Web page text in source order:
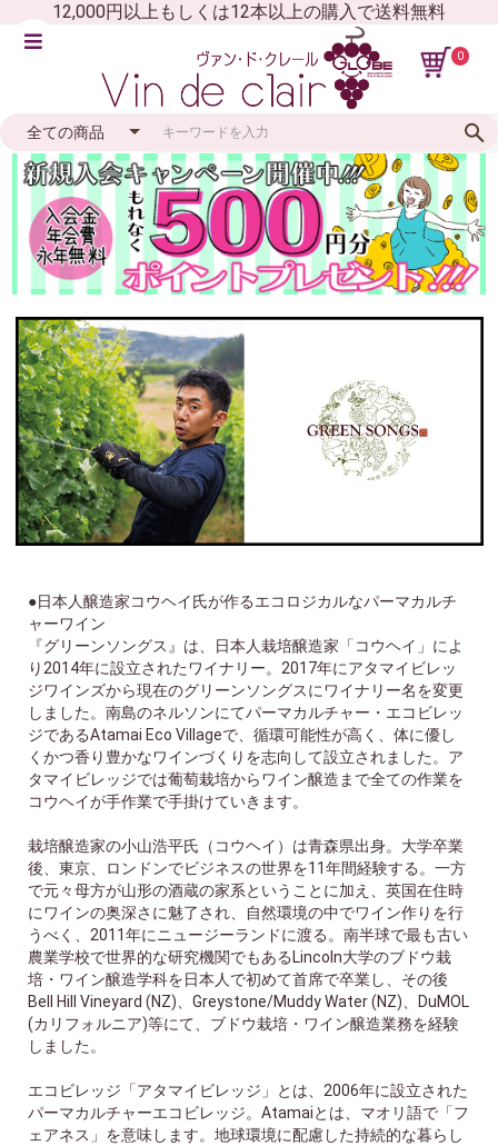
12,000円以上もしくは12本以上の購入で送料無料
0
●日本人醸造家コウヘイ氏が作るエコロジカルなパーマカルチ
ャーワイン
『グリーンソングス』は、日本人栽培醸造家「コウヘイ」によ
り2014年に設立されたワイナリー。2017年にアタマイビレッ
ジワインズから現在のグリーンソングスにワイナリー名を変更
しました。南島のネルソンにてパーマカルチャー・エコビレッ
ジであるAtamai Eco Villageで、循環可能性が高く、体に優し
くかつ香り豊かなワインづくりを志向して設立されました。ア
タマイビレッジでは葡萄栽培からワイン醸造まで全ての作業を
コウヘイが手作業で手掛けていきます。
栽培醸造家の小山浩平氏（コウヘイ）は青森県出身。大学卒業
後、東京、ロンドンでビジネスの世界を11年間経験する。一方
で元々母方が山形の酒蔵の家系ということに加え、英国在住時
にワインの奥深さに魅了され、自然環境の中でワイン作りを行
うべく、2011年にニュージーランドに渡る。南半球で最も古い
農業学校で世界的な研究機関でもあるLincoln大学のブドウ栽
培・ワイン醸造学科を日本人で初めて首席で卒業し、その後
Bell Hill Vineyard (NZ)、Greystone/Muddy Water (NZ)、DuMOL
(カリフォルニア)等にて、ブドウ栽培・ワイン醸造業務を経験
しました。
エコビレッジ「アタマイビレッジ」とは、2006年に設立された
パーマカルチャーエコビレッジ。Atamaiとは、マオリ語で「フ
ェアネス」を意味します。地球環境に配慮した持続的な暮らし